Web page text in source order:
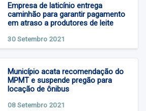
Empresa de laticínio entrega
caminhão para garantir pagamento
em atraso a produtores de leite
30 Setembro 2021
Município acata recomendação do
MPMT e suspende pregão para
locação de ônibus
08 Setembro 2021